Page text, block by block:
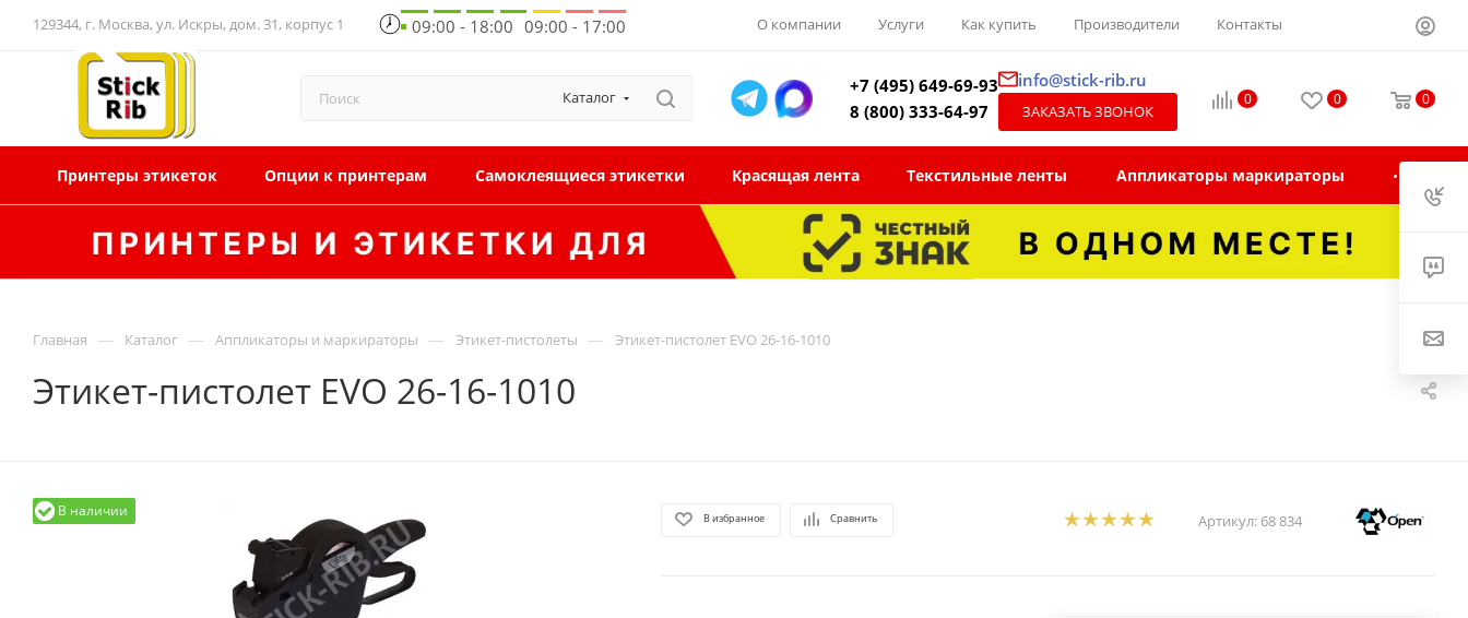
129344, г. Москва, ул. Искры, дом. 31, корпус 1 09:00 - 18:00 09:00 - 17:00 О компании Услуги Как купить Производители Контакты
Каталог
+7 (495) 649-69-93
8 (800) 333-64-97
info@stick-rib.ru
ЗАКАЗАТЬ ЗВОНОК
0 0 0
Принтеры этикеток Опции к принтерам Самоклеящиеся этикетки Красящая лента Текстильные ленты Аппликаторы маркираторы
Главная — Каталог — Аппликаторы и маркираторы — Этикет-пистолеты — Этикет-пистолет EVO 26-16-1010
Этикет-пистолет EVO 26-16-1010
В наличии В избранное Сравнить Артикул: 68 834